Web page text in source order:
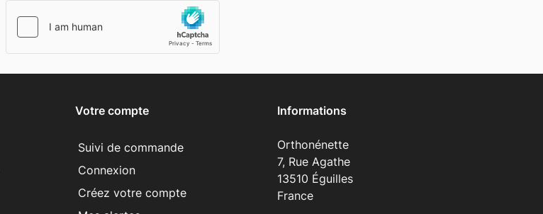
Votre compte
Suivi de commande
Connexion
Créez votre compte
Informations
Orthonénette
7, Rue Agathe
13510 Éguilles
France